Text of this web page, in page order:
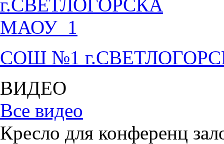
СОШ №1
ВИДЕО
Все видео
Кресло для конференц